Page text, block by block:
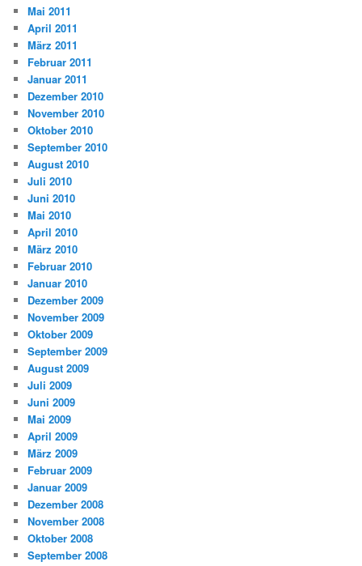
Mai 2011
April 2011
März 2011
Februar 2011
Januar 2011
Dezember 2010
November 2010
Oktober 2010
September 2010
August 2010
Juli 2010
Juni 2010
Mai 2010
April 2010
März 2010
Februar 2010
Januar 2010
Dezember 2009
November 2009
Oktober 2009
September 2009
August 2009
Juli 2009
Juni 2009
Mai 2009
April 2009
März 2009
Februar 2009
Januar 2009
Dezember 2008
November 2008
Oktober 2008
September 2008